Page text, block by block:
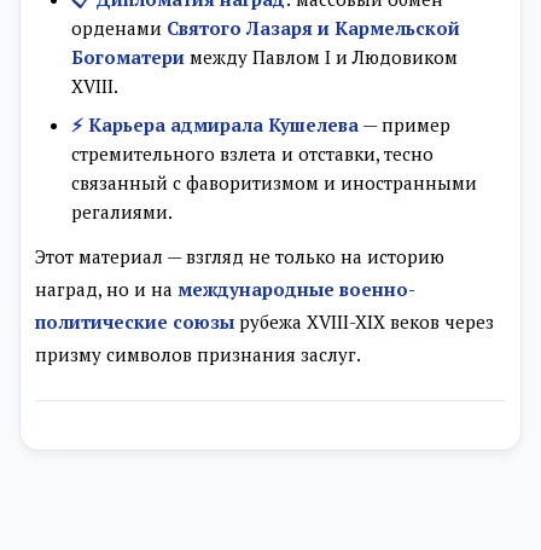
орденами Святого Лазаря и Кармельской
Богоматери между Павлом I и Людовиком
XVIII.
⚡ Карьера адмирала Кушелева — пример
стремительного взлета и отставки, тесно
связанный с фаворитизмом и иностранными
регалиями.
Этот материал — взгляд не только на историю
наград, но и на международные военно-
политические союзы рубежа XVIII-XIX веков через
призму символов признания заслуг.